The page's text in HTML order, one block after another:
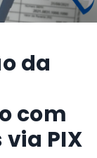
da
com
PIX